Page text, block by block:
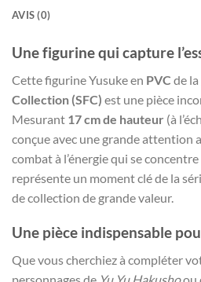
AVIS (0)
Une figurine qui capture
Cette figurine Yusuke en PVC de
Collection (SFC) est une pièce
Mesurant 17 cm de hauteur (à
conçue avec une grande attention
combat à l’énergie qui se
représente un moment clé de la
de collection de grande valeur.
Une pièce indispensable
Que vous cherchiez à compléter